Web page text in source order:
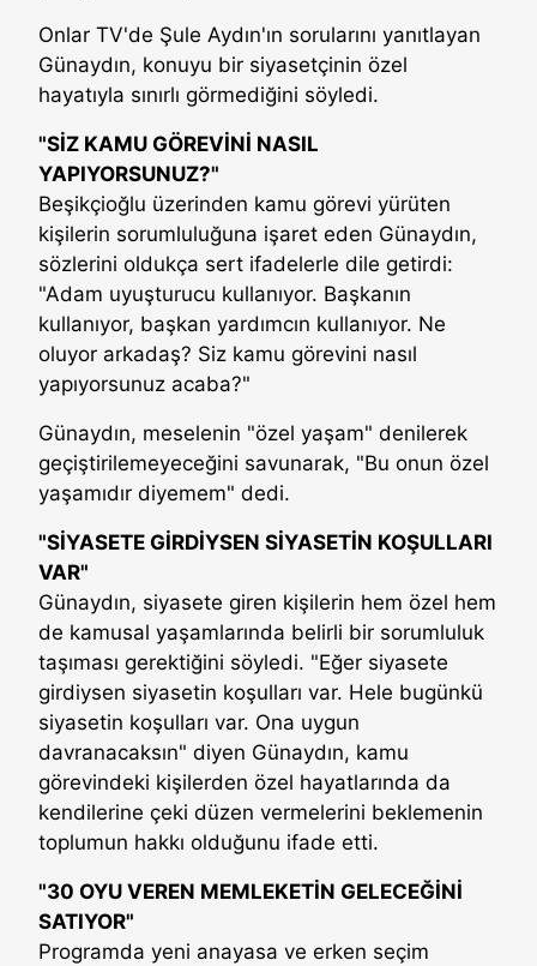
Onlar TV'de Şule Aydın'ın sorularını yanıtlayan
Günaydın, konuyu bir siyasetçinin özel
hayatıyla sınırlı görmediğini söyledi.
"SİZ KAMU GÖREVİNİ NASIL
YAPIYORSUNUZ?"
Beşikçioğlu üzerinden kamu görevi yürüten
kişilerin sorumluluğuna işaret eden Günaydın,
sözlerini oldukça sert ifadelerle dile getirdi:
"Adam uyuşturucu kullanıyor. Başkanın
kullanıyor, başkan yardımcın kullanıyor. Ne
oluyor arkadaş? Siz kamu görevini nasıl
yapıyorsunuz acaba?"
Günaydın, meselenin "özel yaşam" denilerek
geçiştirilemeyeceğini savunarak, "Bu onun özel
yaşamıdır diyemem" dedi.
"SİYASETE GİRDİYSEN SİYASETİN KOŞULLARI
VAR"
Günaydın, siyasete giren kişilerin hem özel hem
de kamusal yaşamlarında belirli bir sorumluluk
taşıması gerektiğini söyledi. "Eğer siyasete
girdiysen siyasetin koşulları var. Hele bugünkü
siyasetin koşulları var. Ona uygun
davranacaksın" diyen Günaydın, kamu
görevindeki kişilerden özel hayatlarında da
kendilerine çeki düzen vermelerini beklemenin
toplumun hakkı olduğunu ifade etti.
"30 OYU VEREN MEMLEKETİN GELECEĞİNİ
SATIYOR"
Programda yeni anayasa ve erken seçim